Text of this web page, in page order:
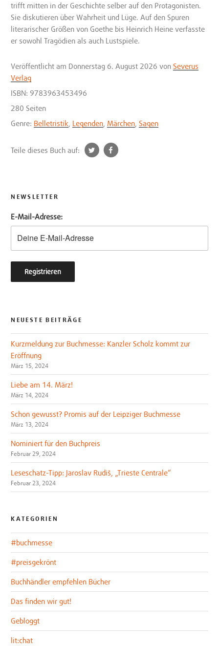
trifft mitten in der Geschichte selber auf den Protagonisten.
Sie diskutieren über Wahrheit und Lüge. Auf den Spuren
literarischer Größen von Goethe bis Heinrich Heine verfasste
er sowohl Tragödien als auch Lustspiele.
Veröffentlicht am Donnerstag 6. August 2026 von Severus
Verlag
ISBN: 9783963453496
280 Seiten
Genre: Belletristik Legenden Märchen Sagen
Teile dieses Buch auf:
t
NEWSLETTER
E-Mail-Adresse:
NEUESTE BEITRÄGE
Kurzmeldung zur Buchmesse: Kanzler Scholz kommt zur
Eröffnung
März 15, 2024
Liebe am 14. März!
März 14, 2024
Schon gewusst? Promis auf der Leipziger Buchmesse
März 13, 2024
Nominiert für den Buchpreis
Februar 29, 2024
Leseschatz-Tipp: Jaroslav Rudiš, „Trieste Centrale“
Februar 23, 2024
KATEGORIEN
#buchmesse
#preisgekrönt
Buchhändler empfehlen Bücher
Das finden wir gut!
Gebloggt
lit:chat